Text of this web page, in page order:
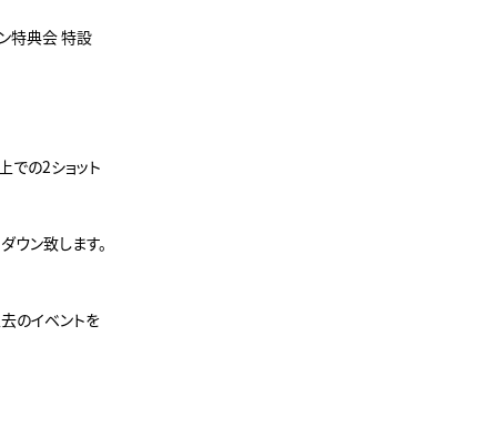
特典会 特設
での2ショット
ン致します。
のイベントを